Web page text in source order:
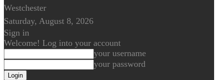
Westchester
Saturday, August 8, 2026
Sign in
Welcome! Log into your account
your username
your password